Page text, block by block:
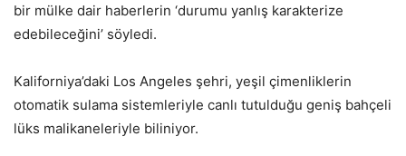
bir mülke dair haberlerin ‘durumu yanlış karakterize
edebileceğini’ söyledi.
Kaliforniya’daki Los Angeles şehri, yeşil çimenliklerin
otomatik sulama sistemleriyle canlı tutulduğu geniş bahçeli
lüks malikaneleriyle biliniyor.